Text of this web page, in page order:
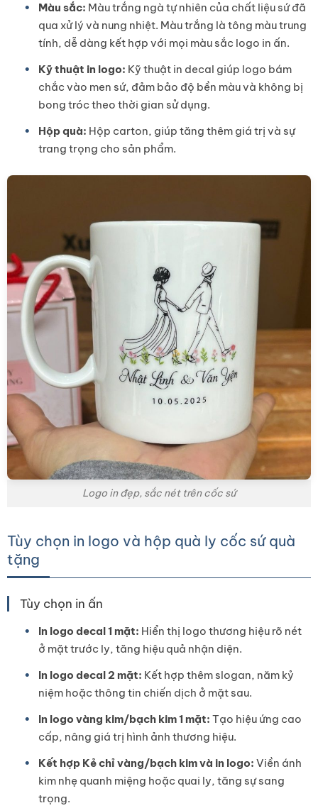
Màu sắc: Màu trắng ngà tự nhiên của chất liệu sứ đã
qua xử lý và nung nhiệt. Màu trắng là tông màu trung
tính, dễ dàng kết hợp với mọi màu sắc logo in ấn.
Kỹ thuật in logo: Kỹ thuật in decal giúp logo bám
chắc vào men sứ, đảm bảo độ bền màu và không bị
bong tróc theo thời gian sử dụng.
Hộp quà: Hộp carton, giúp tăng thêm giá trị và sự
trang trọng cho sản phẩm.
Logo in đẹp, sắc nét trên cốc sứ
Tùy chọn in logo và hộp quà ly cốc sứ quà
tặng
Tùy chọn in ấn
In logo decal 1 mặt: Hiển thị logo thương hiệu rõ nét
ở mặt trước ly, tăng hiệu quả nhận diện.
In logo decal 2 mặt: Kết hợp thêm slogan, năm kỷ
niệm hoặc thông tin chiến dịch ở mặt sau.
In logo vàng kim/bạch kim 1 mặt: Tạo hiệu ứng cao
cấp, nâng giá trị hình ảnh thương hiệu.
Kết hợp Kẻ chỉ vàng/bạch kim và in logo: Viền ánh
kim nhẹ quanh miệng hoặc quai ly, tăng sự sang
trọng.